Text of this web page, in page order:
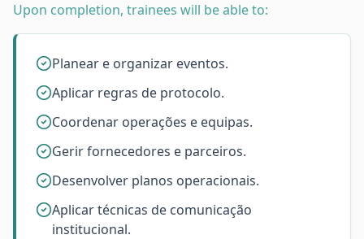
Upon completion, trainees will be able to:
Planear e organizar eventos.
Aplicar regras de protocolo.
Coordenar operações e equipas.
Gerir fornecedores e parceiros.
Desenvolver planos operacionais.
Aplicar técnicas de comunicação
institucional.